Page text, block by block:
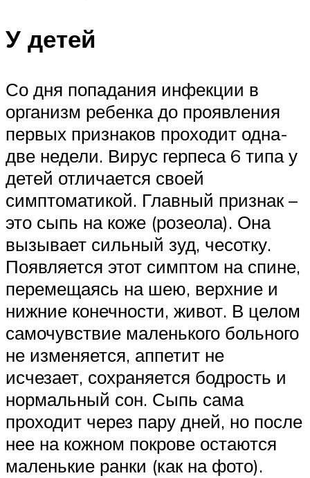
У детей
Со дня попадания инфекции в
организм ребенка до проявления
первых признаков проходит одна-
две недели. Вирус герпеса 6 типа у
детей отличается своей
симптоматикой. Главный признак –
это сыпь на коже (розеола). Она
вызывает сильный зуд, чесотку.
Появляется этот симптом на спине,
перемещаясь на шею, верхние и
нижние конечности, живот. В целом
самочувствие маленького больного
не изменяется, аппетит не
исчезает, сохраняется бодрость и
нормальный сон. Сыпь сама
проходит через пару дней, но после
нее на кожном покрове остаются
маленькие ранки (как на фото).